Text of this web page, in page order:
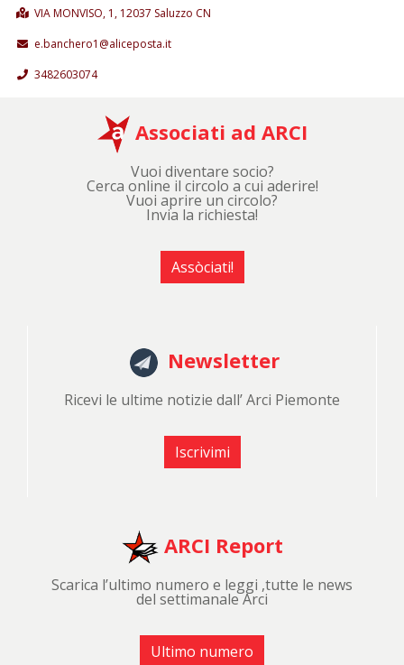
VIA MONVISO, 1, 12037 Saluzzo CN
e.banchero1@aliceposta.it
3482603074
Associati ad ARCI
Vuoi diventare socio?
Cerca online il circolo a cui aderire!
Vuoi aprire un circolo?
Invia la richiesta!
Assòciati!
Newsletter
Ricevi le ultime notizie dall’ Arci Piemonte
Iscrivimi
ARCI Report
Scarica l’ultimo numero e leggi ,tutte le news
del settimanale Arci
Ultimo numero